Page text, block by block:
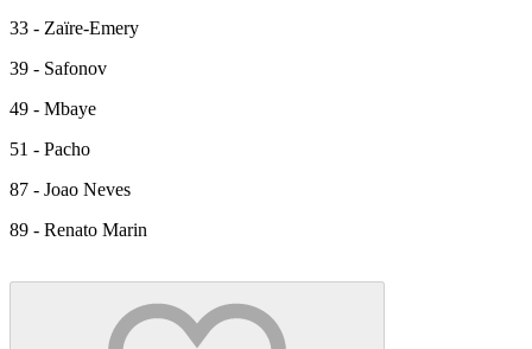
33 - Zaïre-Emery
39 - Safonov
49 - Mbaye
51 - Pacho
87 - Joao Neves
89 - Renato Marin